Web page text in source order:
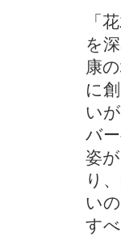
「
を
康
に
い
バ
姿
り
い
す